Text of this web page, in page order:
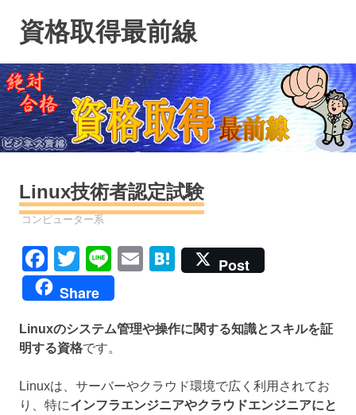
ン
ツ
へ
ス
キ
資格取得最前線
Linux技術者認定試験
資格
コンピューター系
Facebook
TwitterLineEmailHatena
Post
Share
Linuxのシステム管理や操作に関する知識とスキルを証
明する資格です。
Linuxは、サーバーやクラウド環境で広く利用されてお
り、特にインフラエンジニアやクラウドエンジニアにと